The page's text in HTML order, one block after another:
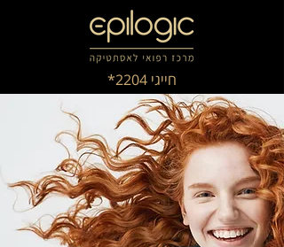
חייגי 2204*